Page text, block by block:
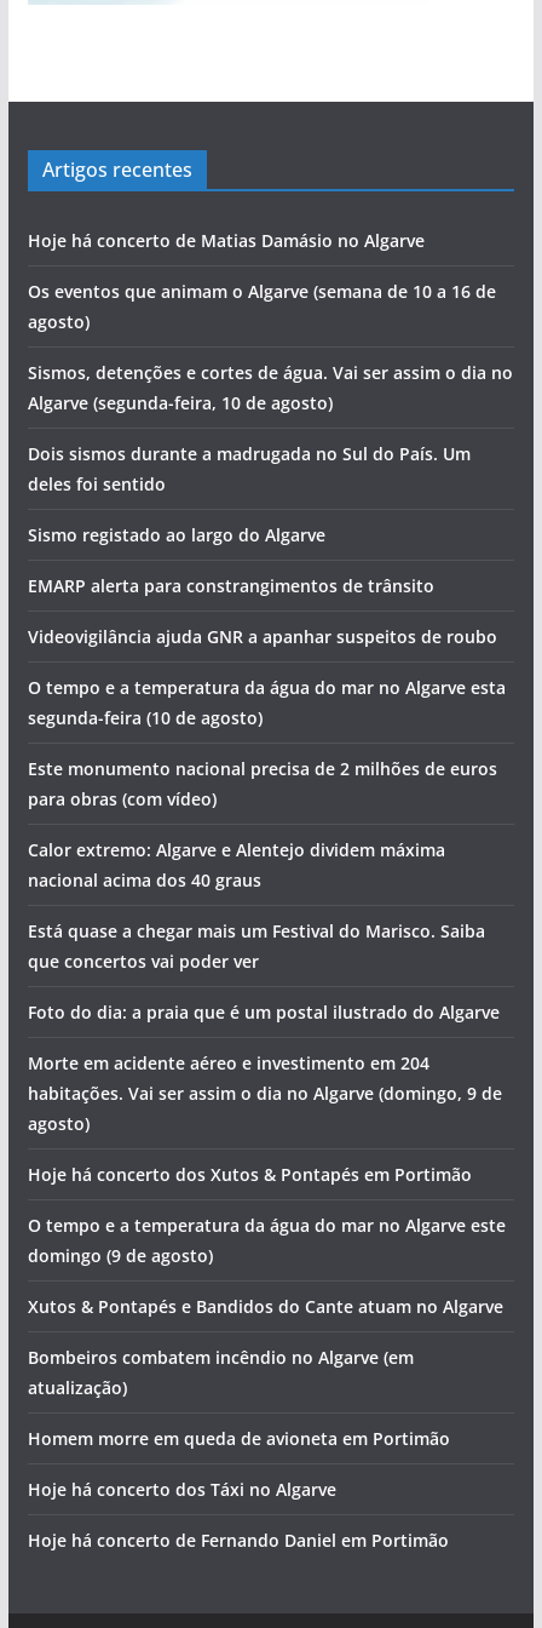
Artigos recentes
Hoje há concerto de Matias Damásio no Algarve
Os eventos que animam o Algarve (semana de 10 a 16 de
agosto)
Sismos, detenções e cortes de água. Vai ser assim o dia no
Algarve (segunda-feira, 10 de agosto)
Dois sismos durante a madrugada no Sul do País. Um
deles foi sentido
Sismo registado ao largo do Algarve
EMARP alerta para constrangimentos de trânsito
Videovigilância ajuda GNR a apanhar suspeitos de roubo
O tempo e a temperatura da água do mar no Algarve esta
segunda-feira (10 de agosto)
Este monumento nacional precisa de 2 milhões de euros
para obras (com vídeo)
Calor extremo: Algarve e Alentejo dividem máxima
nacional acima dos 40 graus
Está quase a chegar mais um Festival do Marisco. Saiba
que concertos vai poder ver
Foto do dia: a praia que é um postal ilustrado do Algarve
Morte em acidente aéreo e investimento em 204
habitações. Vai ser assim o dia no Algarve (domingo, 9 de
agosto)
Hoje há concerto dos Xutos & Pontapés em Portimão
O tempo e a temperatura da água do mar no Algarve este
domingo (9 de agosto)
Xutos & Pontapés e Bandidos do Cante atuam no Algarve
Bombeiros combatem incêndio no Algarve (em
atualização)
Homem morre em queda de avioneta em Portimão
Hoje há concerto dos Táxi no Algarve
Hoje há concerto de Fernando Daniel em Portimão